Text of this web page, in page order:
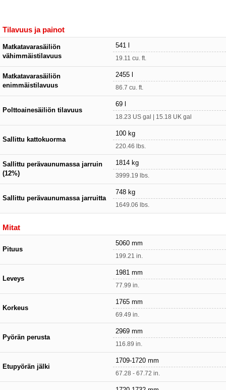
Tilavuus ja painot
Matkatavarasäiliön
vähimmäistilavuus
541 l
19.11 cu. ft.
Matkatavarasäiliön
enimmäistilavuus
2455 l
86.7 cu. ft.
Polttoainesäiliön tilavuus
69 l
18.23 US gal | 15.18 UK gal
Sallittu kattokuorma
100 kg
220.46 lbs.
Sallittu perävaunumassa jarruin
(12%)
1814 kg
3999.19 lbs.
Sallittu perävaunumassa jarruitta
748 kg
1649.06 lbs.
Mitat
Pituus
5060 mm
199.21 in.
Leveys
1981 mm
77.99 in.
Korkeus
1765 mm
69.49 in.
Pyörän perusta
2969 mm
116.89 in.
Etupyörän jälki
1709-1720 mm
67.28 - 67.72 in.